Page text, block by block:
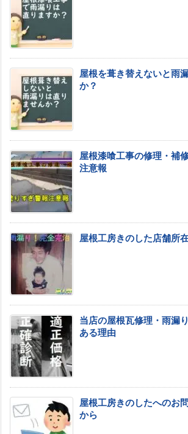
屋根を葺き替えないと雨
か？
屋根漆喰工事の修理・補
注意報
屋根工房きのした店舗所
当店の屋根瓦修理・雨漏
ある理由
屋根工房きのしたへのお
から